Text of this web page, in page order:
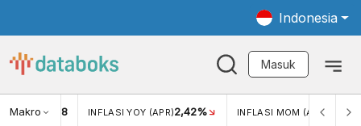
Indonesia
Masuk
Makro
USD/IDR 18 INFLASI YOY (APR)2,42% INFLASI MOM (APR) 0,13%